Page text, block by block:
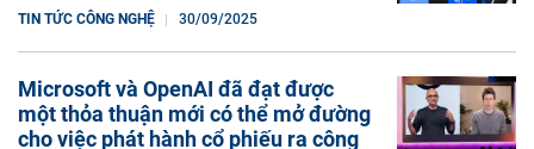
TIN TỨC CÔNG NGHỆ 30/09/2025
Microsoft và OpenAI đã đạt được
một thỏa thuận mới có thể mở đường
cho việc phát hành cổ phiếu ra công